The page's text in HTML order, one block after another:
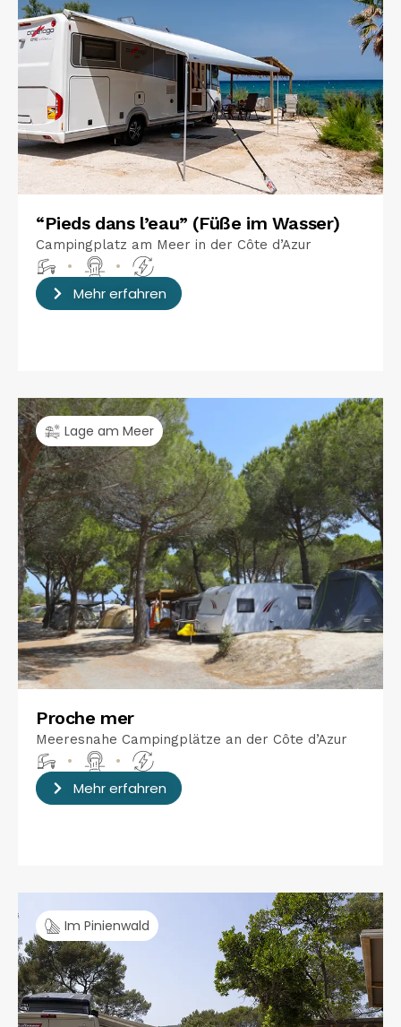
“Pieds dans l’eau” (Füße im Wasser)
Campingplatz am Meer in der Côte d’Azur
•
•
Mehr erfahren
Lage am Meer
Proche mer
Meeresnahe Campingplätze an der Côte d’Azur
•
•
Mehr erfahren
Im Pinienwald